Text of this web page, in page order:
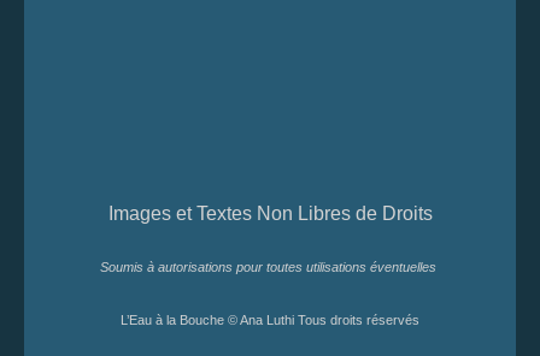
Images et Textes Non Libres de Droits
Soumis à autorisations pour toutes utilisations éventuelles
L’Eau à la Bouche © Ana Luthi Tous droits réservés